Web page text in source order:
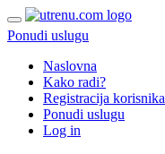
Ponudi uslugu
Naslovna
Kako radi?
Registracija korisnika
Ponudi uslugu
Log in